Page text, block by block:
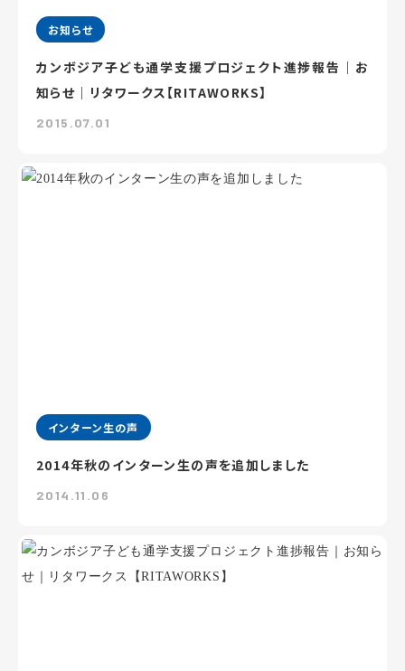
お知らせ
カンボジア子ども通学支援プロジェクト進捗報告｜お
知らせ｜リタワークス【RITAWORKS】
2015.07.01
インターン生の声
2014年秋のインターン生の声を追加しました
2014.11.06